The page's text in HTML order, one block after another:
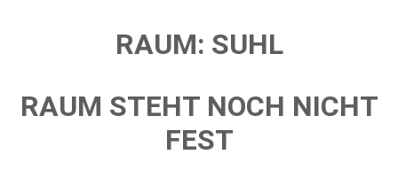
RAUM: SUHL
RAUM STEHT NOCH NICHT
FEST